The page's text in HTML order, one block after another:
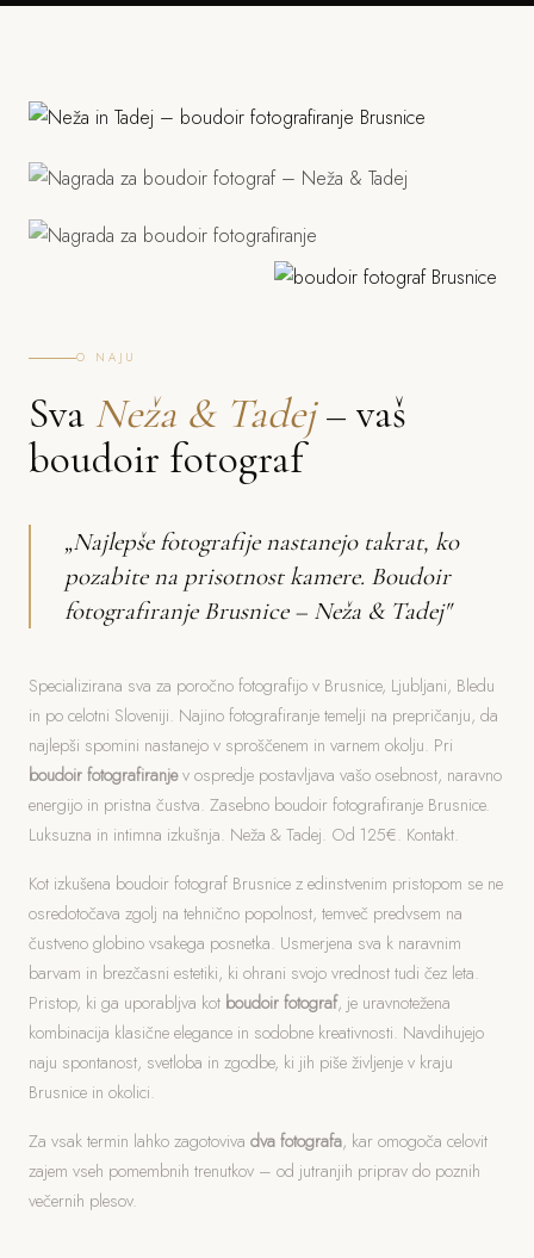
O NAJU
Sva Neža & Tadej– vaš
boudoir fotograf
„Najlepše fotografije nastanejo takrat, ko
pozabite na prisotnost kamere. Boudoir
fotografiranje Brusnice – Neža & Tadej"
Specializirana sva za poročno fotografijo v Brusnice, Ljubljani, Bledu
in po celotni Sloveniji. Najino fotografiranje temelji na prepričanju, da
najlepši spomini nastanejo v sproščenem in varnem okolju. Pri
boudoir fotografiranjev ospredje postavljava vašo osebnost, naravno
energijo in pristna čustva. Zasebno boudoir fotografiranje Brusnice.
Luksuzna in intimna izkušnja. Neža & Tadej. Od 125€. Kontakt.
Kot izkušena boudoir fotograf Brusnice z edinstvenim pristopom se ne
osredotočava zgolj na tehnično popolnost, temveč predvsem na
čustveno globino vsakega posnetka. Usmerjena sva k naravnim
barvam in brezčasni estetiki, ki ohrani svojo vrednost tudi čez leta.
Pristop, ki ga uporabljva kot boudoir fotograf, je uravnotežena
kombinacija klasične elegance in sodobne kreativnosti. Navdihujejo
naju spontanost, svetloba in zgodbe, ki jih piše življenje v kraju
Brusnice in okolici.
Za vsak termin lahko zagotoviva dva fotografa, kar omogoča celovit
zajem vseh pomembnih trenutkov – od jutranjih priprav do poznih
večernih plesov.